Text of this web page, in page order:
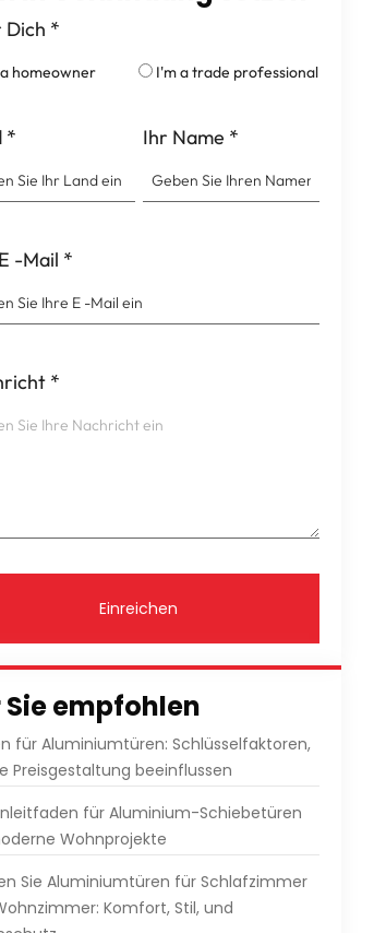
Dich *
homeowner I'm a trade professional
* Ihr Name *
-Mail *
*
Einreichen
Sie empfohlen
für Aluminiumtüren: Schlüsselfaktoren,
Preisgestaltung beeinflussen
für Aluminium-Schiebetüren
Wohnprojekte
Sie Aluminiumtüren für Schlafzimmer
Komfort, Stil, und